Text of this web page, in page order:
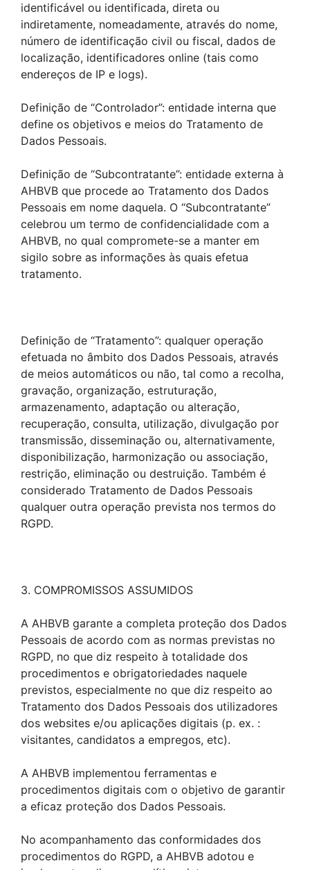
identificável ou identificada, direta ou
indiretamente, nomeadamente, através do nome,
número de identificação civil ou fiscal, dados de
localização, identificadores online (tais como
endereços de IP e logs).
Definição de “Controlador”: entidade interna que
define os objetivos e meios do Tratamento de
Dados Pessoais.
Definição de “Subcontratante”: entidade externa à
AHBVB que procede ao Tratamento dos Dados
Pessoais em nome daquela. O “Subcontratante”
celebrou um termo de confidencialidade com a
AHBVB, no qual compromete-se a manter em
sigilo sobre as informações às quais efetua
tratamento.
Definição de “Tratamento”: qualquer operação
efetuada no âmbito dos Dados Pessoais, através
de meios automáticos ou não, tal como a recolha,
gravação, organização, estruturação,
armazenamento, adaptação ou alteração,
recuperação, consulta, utilização, divulgação por
transmissão, disseminação ou, alternativamente,
disponibilização, harmonização ou associação,
restrição, eliminação ou destruição. Também é
considerado Tratamento de Dados Pessoais
qualquer outra operação prevista nos termos do
RGPD.
3. COMPROMISSOS ASSUMIDOS
A AHBVB garante a completa proteção dos Dados
Pessoais de acordo com as normas previstas no
RGPD, no que diz respeito à totalidade dos
procedimentos e obrigatoriedades naquele
previstos, especialmente no que diz respeito ao
Tratamento dos Dados Pessoais dos utilizadores
dos websites e/ou aplicações digitais (p. ex. :
visitantes, candidatos a empregos, etc).
A AHBVB implementou ferramentas e
procedimentos digitais com o objetivo de garantir
a eficaz proteção dos Dados Pessoais.
No acompanhamento das conformidades dos
procedimentos do RGPD, a AHBVB adotou e